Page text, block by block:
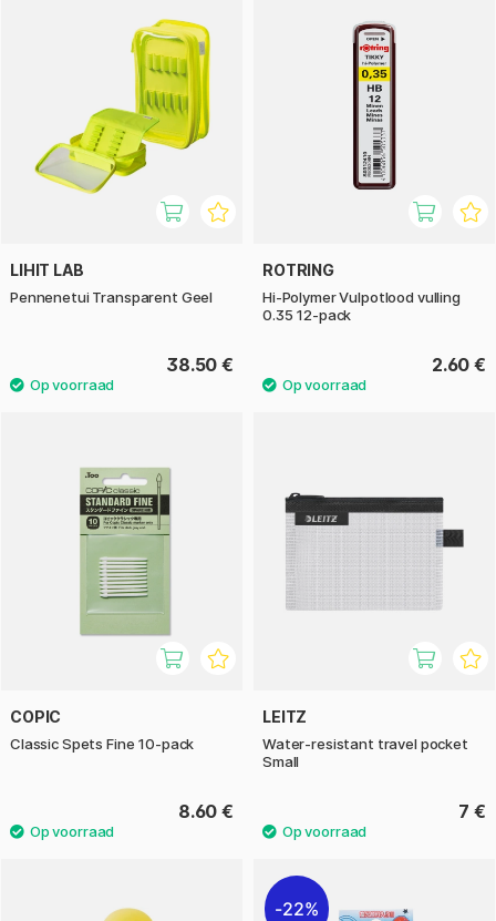
LIHIT LAB
Pennenetui Transparent Geel
38.50 €
ROTRING
Hi-Polymer Vulpotlood vulling
0.35 12-pack
2.60 €
COPIC
Classic Spets Fine 10-pack
8.60 €
LEITZ
Water-resistant travel pocket
Small
7 €
22%